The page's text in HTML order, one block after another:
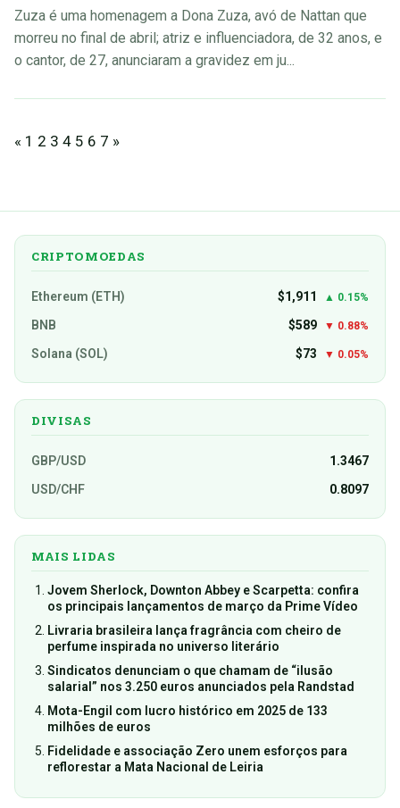
Zuza é uma homenagem a Dona Zuza, avó de Nattan que
morreu no final de abril; atriz e influenciadora, de 32 anos, e
o cantor, de 27, anunciaram a gravidez em ju...
« 1 2 3 4 5 6 7 »
CRIPTOMOEDAS
Ethereum (ETH) $1,911 ▲ 0.15%
BNB $589 ▼ 0.88%
Solana (SOL) $73 ▼ 0.05%
DIVISAS
GBP/USD
1.3467
USD/CHF
0.8097
MAIS LIDAS
Jovem Sherlock, Downton Abbey e Scarpetta: confira
os principais lançamentos de março da Prime Vídeo
Livraria brasileira lança fragrância com cheiro de
perfume inspirada no universo literário
Sindicatos denunciam o que chamam de “ilusão
salarial” nos 3.250 euros anunciados pela Randstad
Mota-Engil com lucro histórico em 2025 de 133
milhões de euros
Fidelidade e associação Zero unem esforços para
reflorestar a Mata Nacional de Leiria